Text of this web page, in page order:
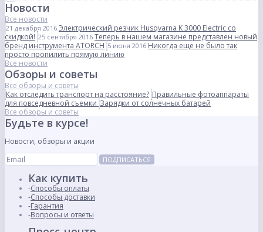
Новости
Все новости
21 декабря 2016 Электрический резчик Husqvarna K 3000 Electric со
скидкой! 25 сентября 2016 Теперь в нашем магазине представлен новый
бренд инструмента ATORCH 5 июня 2016 Никогда еще не было так
просто пропилить прямую линию
Все новости
Обзоры и советы
Все обзоры и советы
Как отследить транспорт на расстояние? Правильные фотоаппараты
для повседневной съемки Зарядки от солнечных батарей
Все обзоры и советы
Будьте в курсе!
Новости, обзоры и акции
ПОДПИСАТЬСЯ
Как купить
Способы оплаты
Способы доставки
Гарантия
Вопросы и ответы